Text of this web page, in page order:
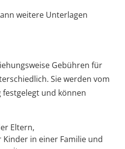
weitere Unterlagen
Gebühren für
Sie werden vom
und können
Eltern,
in einer Familie und